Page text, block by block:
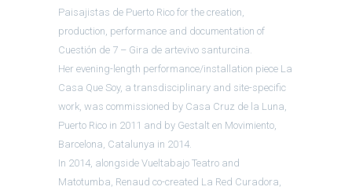
Paisajistas de Puerto Rico for the creation,
production, performance and documentation of
Cuestión de 7 – Gira de artevivo santurcina.
Her evening-length performance/installation piece La
Casa Que Soy, a transdisciplinary and site-specific
work, was commissioned by Casa Cruz de la Luna,
Puerto Rico in 2011 and by Gestalt en Movimiento,
Barcelona, Catalunya in 2014.
In 2014, alongside Vueltabajo Teatro and
Matotumba, Renaud co-created La Red Curadora,